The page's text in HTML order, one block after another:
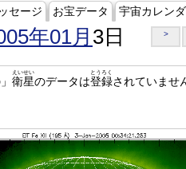
セージ お宝データ 宇宙カレン
年01月 3日 >
衛星
えいせい
のデータは登録
とうろく
されていませ